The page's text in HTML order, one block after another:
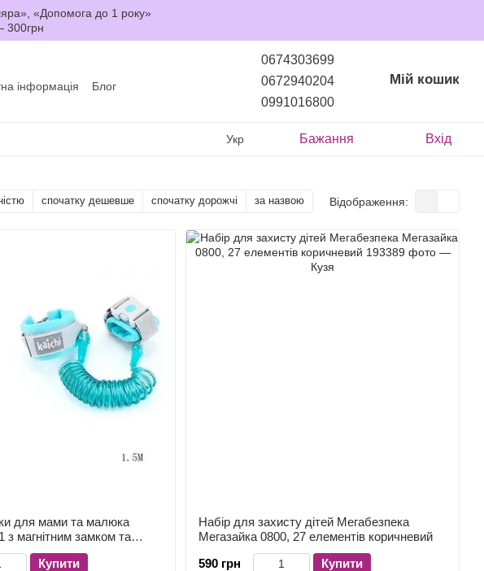
«Допомога до 1 року»
300грн
інформація
Блог
0674303699
0672940204
0991016800
Мій кошик
Укр Бажання Вхід
спочатку дешевше спочатку дорожчі за назвою Відображення:
для мами та малюка
з магнітним замком та
150 см
Купити
Набір для захисту дітей Мегабезпека
Мегазайка 0800, 27 елементів коричневий
590 грн
Купити